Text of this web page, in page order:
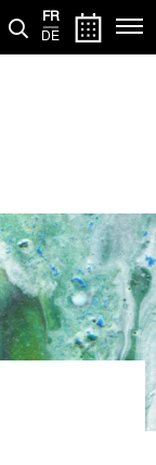
FR
DE